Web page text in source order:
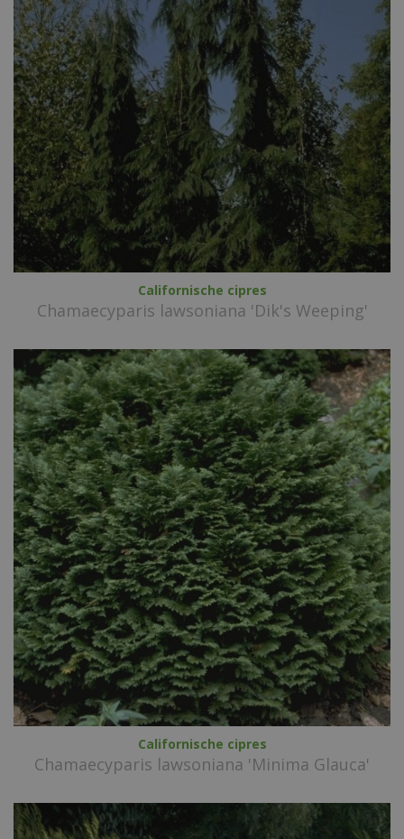
Californische cipres
Chamaecyparis lawsoniana 'Dik's Weeping'
Californische cipres
Chamaecyparis lawsoniana 'Minima Glauca'